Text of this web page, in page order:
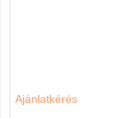
Ajánlatkérés